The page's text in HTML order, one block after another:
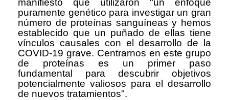
manifiesto que utilizaron "un enfoque
puramente genético para investigar un gran
número de proteínas sanguíneas y hemos
establecido que un puñado de ellas tiene
vínculos causales con el desarrollo de la
COVID-19 grave. Centrarnos en este grupo
de proteínas es un primer paso
fundamental para descubrir objetivos
potencialmente valiosos para el desarrollo
de nuevos tratamientos".